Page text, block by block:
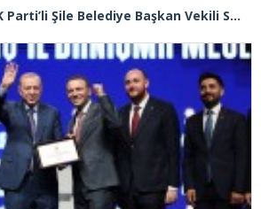
Çiçeği burnunda AK Parti’li Şile Belediye Başkan Vekili Sacit Terzi, teşkilatlarla piknikte buluştu